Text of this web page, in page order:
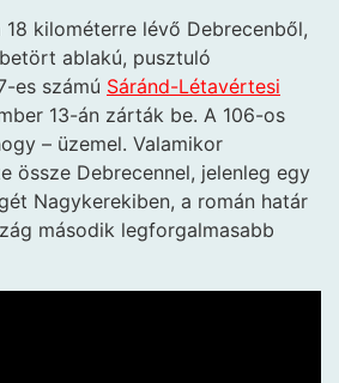
18 kilométerre lévő Debrecenből,
ablakú, pusztuló
es számú Sáránd-Létavértesi
13-án zárták be. A 106-os
– üzemel. Valamikor
össze Debrecennel, jelenleg egy
Nagykerekiben, a román határ
második legforgalmasabb